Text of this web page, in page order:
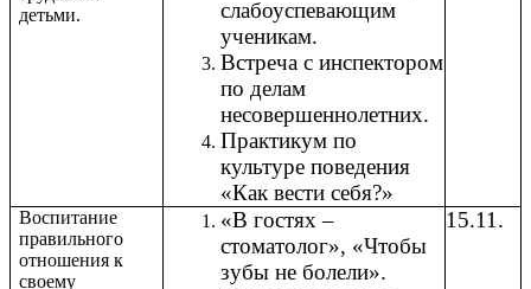
детьми.
слабоуспевающим
ученикам.
Встреча с инспектором
по делам
несовершеннолетних.
Практикум по
культуре поведения
«Как вести себя?»
Воспитание
правильного
отношения к
своему
«В гостях –
стоматолог», «Чтобы
зубы не болели».
15.11.